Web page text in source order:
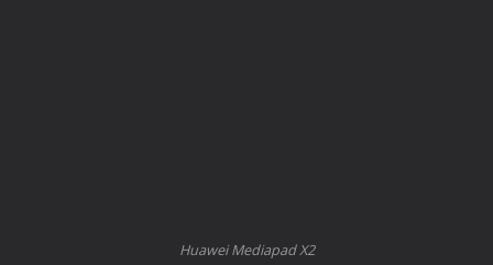
Huawei Mediapad X2